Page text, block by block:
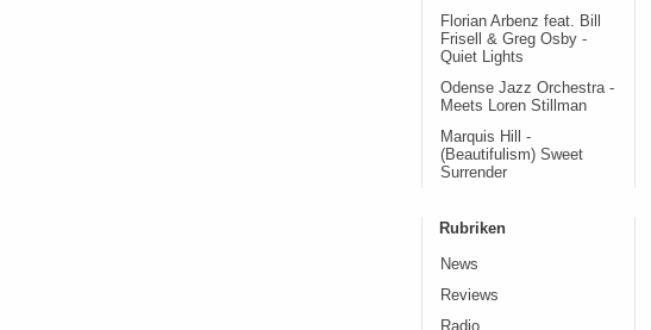
Florian Arbenz feat. Bill
Frisell & Greg Osby -
Quiet Lights
Odense Jazz Orchestra -
Meets Loren Stillman
Marquis Hill -
(Beautifulism) Sweet
Surrender
Rubriken
News
Reviews
Radio